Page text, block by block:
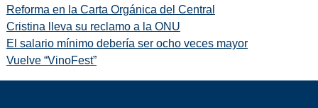
Reforma en la Carta Orgánica del Central
Cristina lleva su reclamo a la ONU
El salario mínimo debería ser ocho veces mayor
Vuelve “VinoFest”